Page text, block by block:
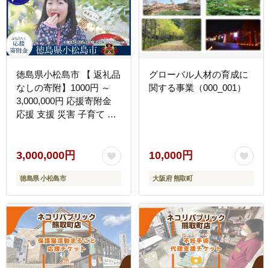
徳島県小松島市 【 返礼品
なしの寄附】1000円 ～
3,000,000円 応援寄附金
応援 支援 災害 子育て 1
付 南海トラフ 巨大 地震
世代 応援 プロジェクト
子供 応援寄付
3,000,000円
徳島県 小松島市
グローバル人材の育成に
関する事業（000_001）
10,000円
大阪府 熊取町